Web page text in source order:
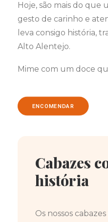
Hoje, são mais do que
gesto de carinho e
leva consigo história,
Alto Alentejo.
Mime com um doce
ENCOMENDAR
Cabazes
história
Os nossos